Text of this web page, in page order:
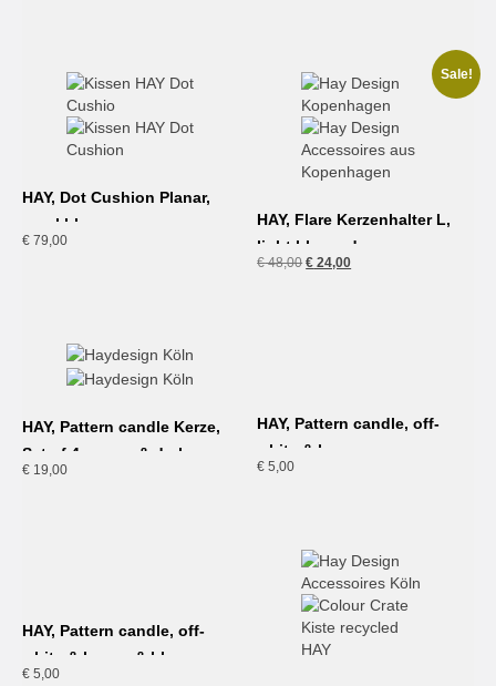
HAY, Dot Cushion Planar,
royal blue
€ 79,00
Sale!
HAY, Flare Kerzenhalter L,
light blue red
€48,00 Ursprünglicher
€ 24,00Aktueller
HAY, Pattern candle Kerze,
Set of 4, cream & dark
€ 19,00
HAY, Pattern candle, off-
white & brown
€ 5,00
HAY, Pattern candle, off-
white & brown & blue
€ 5,00